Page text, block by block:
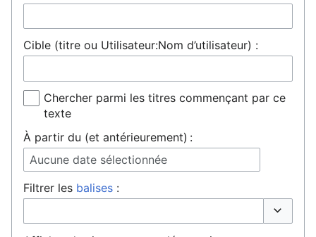
Cible (titre ou Utilisateur:Nom d’utilisateur) :
Chercher parmi les titres commençant par ce
texte
À partir du (et antérieurement) :
Aucune date sélectionnée
Filtrer les balises :